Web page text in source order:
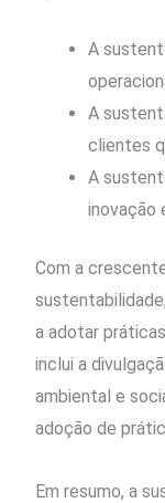
A
A
clientes
A
inovação
Com a
a adotar
inclui a
ambiental e
adoção de
Em resumo, a